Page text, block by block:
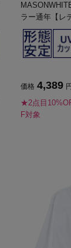
ラー通年【レ
価格 4,389 円
★2点目
F対象